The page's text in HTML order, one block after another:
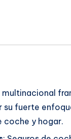
multinacional
su fuerte
coche y hogar.